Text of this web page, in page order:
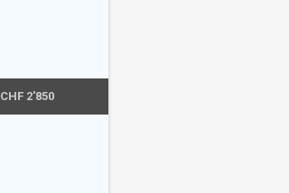
CHF 2'850